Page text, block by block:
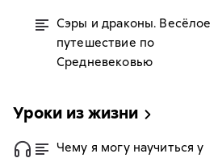
Сэры и драконы. Весёлое
путешествие по
Средневековью
Уроки из жизни
Чему я могу научиться у